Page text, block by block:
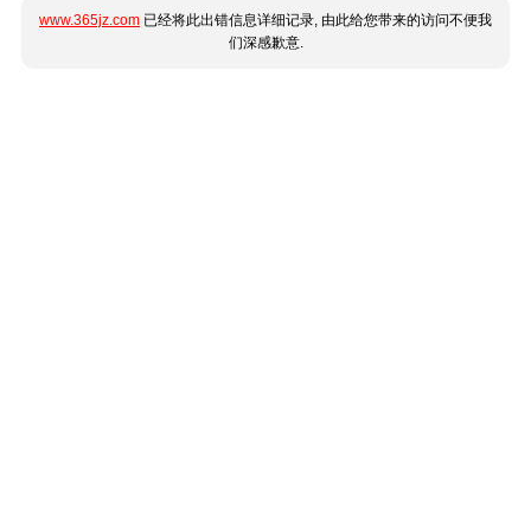
www.365jz.com 已经将此出错信息详细记录, 由此给您带来的访问不便我
们深感歉意.